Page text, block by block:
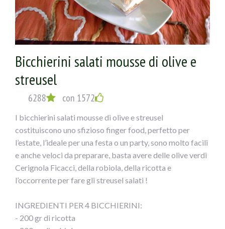
con olio evo, coprirlicon un trito di olive , mandorle e
pane grattugiato,contornare il tutto
con i gamberoni ,salare,pepare ed unire aglio tritato,vino
bianco ed ancora olio a filo su tutto.
Coprire con carta alluminio ed infornare x 15`..a
cca200°...POI eliminare carta,abbassare la fiamma e
terminare la cottura ancora un 10`!!
Intiepidito il calamaro tagliarlo a fette e servirlo
Bicchierini salati mousse di olive e
streusel
6288 con 1572
I bicchierini salati mousse di olive e streusel
costituiscono uno sfizioso finger food, perfetto per
l’estate, l’ideale per una festa o un party, sono molto facili
e anche veloci da preparare, basta avere delle olive verdi
Cerignola Ficacci, della robiola, della ricotta e
l’occorrente per fare gli streusel salati !
INGREDIENTI PER 4 BICCHIERINI:
- 200 gr di ricotta